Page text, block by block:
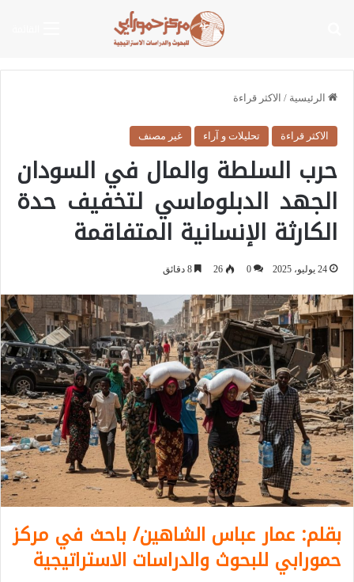
الرئيسية / الاكثر قراءة
الاكثر قراءة تحليلات و آراء غير مصنف
حرب السلطة والمال في السودان
الجهد الدبلوماسي لتخفيف حدة
الكارثة الإنسانية المتفاقمة
24 يوليو، 2025 0
26
بقلم:عمار عباس الشاهين/ باحث في مركز
حمورابي للبحوث والدراسات الاستراتيجية